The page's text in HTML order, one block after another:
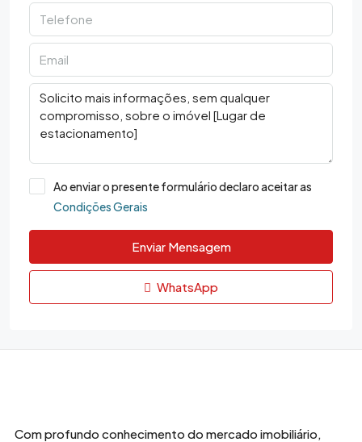
Ao enviar o presente formulário declaro aceitar as
Condições Gerais
Enviar Mensagem
WhatsApp
Com profundo conhecimento do mercado imobiliário,